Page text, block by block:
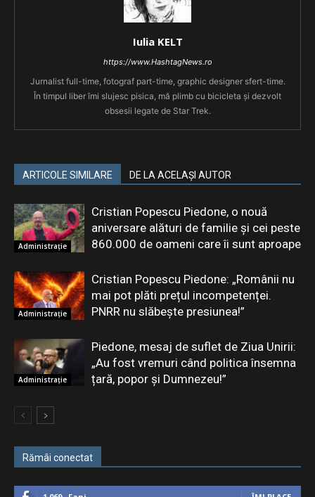
Iulia KELT
https://www.HashtagNews.ro
Jurnalist full-time, fotograf part-time, graphic designer sfert-time.
În timpul liber îmi slujesc pisica, mă plimb cu bicicleta și dezvolt
obsesii legate de Star Trek.
ARTICOLE SIMILARE DE LA ACELAȘI AUTOR
Administrație
Cristian Popescu Piedone, o nouă
aniversare alături de familie și cei peste
860.000 de oameni care îi sunt aproape
Administrație
Cristian Popescu Piedone: „Românii nu
mai pot plăti prețul incompetenței.
PNRR nu slăbește presiunea!”
Administrație
Piedone, mesaj de suflet de Ziua Unirii:
„Au fost vremuri când politica însemna
țară, popor și Dumnezeu!”
Rămâi conectat